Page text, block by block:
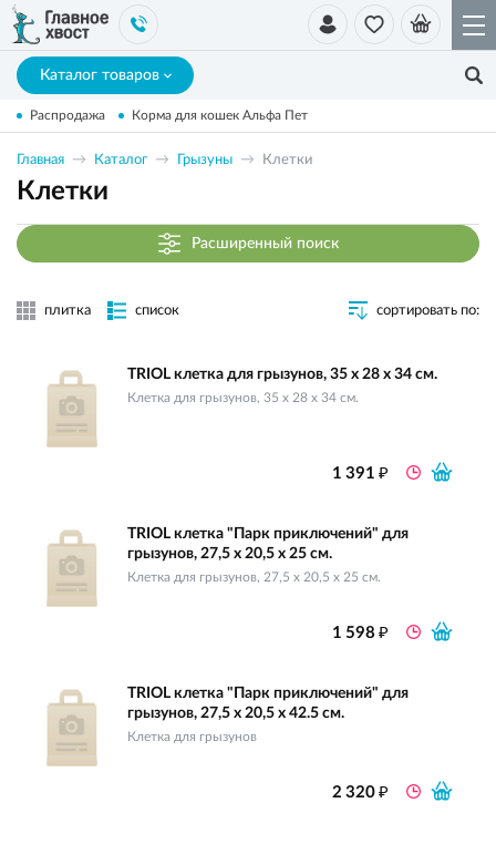
Каталог товаров
Распродажа Корма для кошек Альфа Пет
Главная Каталог Грызуны Клетки
Клетки
Расширенный поиск
плитка список сортировать по:
TRIOL клетка для грызунов, 35 х 28 х 34 см.
Клетка для грызунов, 35 х 28 х 34 см.
1 391₽
TRIOL клетка "Парк приключений" для
грызунов, 27,5 х 20,5 х 25 см.
Клетка для грызунов, 27,5 х 20,5 х 25 см.
1 598₽
TRIOL клетка "Парк приключений" для
грызунов, 27,5 х 20,5 х 42.5 см.
Клетка для грызунов
2 320₽